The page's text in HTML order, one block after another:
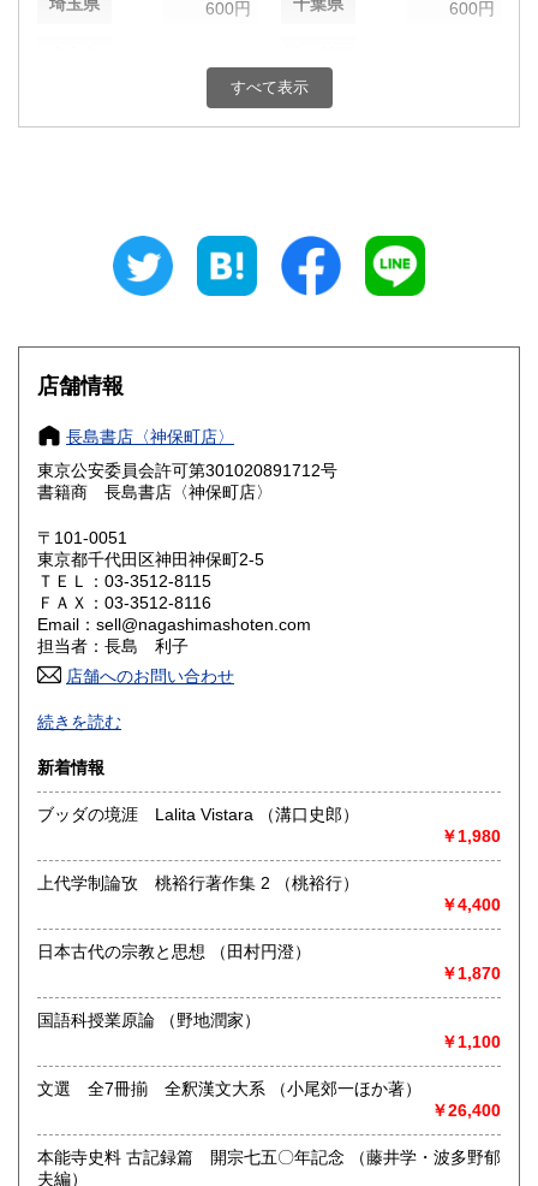
埼玉県 600円 千葉県 600円
600円 富山県
600円 静岡県
奈良県 600円 和歌山県
岡山県 600円
山口県 600円 徳島県
香川県 600円
高知県
佐賀県
600円
宮崎県 600円 鹿児島県
沖縄県 600円
すべて表示
店舗情報
長島書店〈神保町店〉
東京公安委員会許可第301020891712号
書籍商 長島書店〈神保町店〉
〒101-0051
東京都千代田区神田神保町2-5
ＴＥＬ：03-3512-8115
ＦＡＸ：03-3512-8116
Email：sell@nagashimashoten.com
担当者：長島 利子
店舗へのお問い合わせ
＜神保町店＞は、神田で営業してお陰様で百十余年（創業明
治３５年）書籍雑誌の販売、買入れ、出張買取を致しており
ます。
＜駿河台下店＞は、現在買取専門店としてインターネット
等の通信販売、宅配買取の店として営業致しております
沿線名：JR 地下鉄
最寄駅：水道橋駅 神保町駅
定休日：水曜日・日曜日・祝日
江戸時代〜明治時代の古典籍・和本・唐本・全集・哲学書・
歴史書・思想書・仏教書・宗教書・国文学書等専門書から書
道・美術・映画・音楽・江戸東京・古い漫画・昔の漫画・近
年の文庫まで、幅広い分野で、専門スタッフが直接お伺いし
査定・買い取り致します。古書の出張買取致します。
取り扱い分野
続きを読む
新着情報
ブッダの境涯 Lalita Vistara （溝口史郎）
￥1,980
上代学制論攷 桃裕行著作集 2 （桃裕行）
￥4,400
日本古代の宗教と思想 （田村円澄）
￥1,870
国語科授業原論 （野地潤家）
￥1,100
文選 全7冊揃 全釈漢文大系 （小尾郊一ほか著）
￥26,400
本能寺史料 古記録篇 開宗七五〇年記念 （藤井学・波多野郁
夫編）